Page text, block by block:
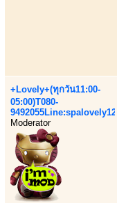
+Lovely+(ทุกวัน11:00-
05:00)T080-
9492055Line:spalovely123
Moderator